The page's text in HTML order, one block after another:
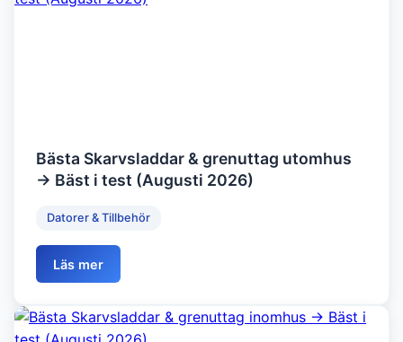
Bästa Skarvsladdar & grenuttag utomhus
→ Bäst i test (Augusti 2026)
Datorer & Tillbehör
Läs mer